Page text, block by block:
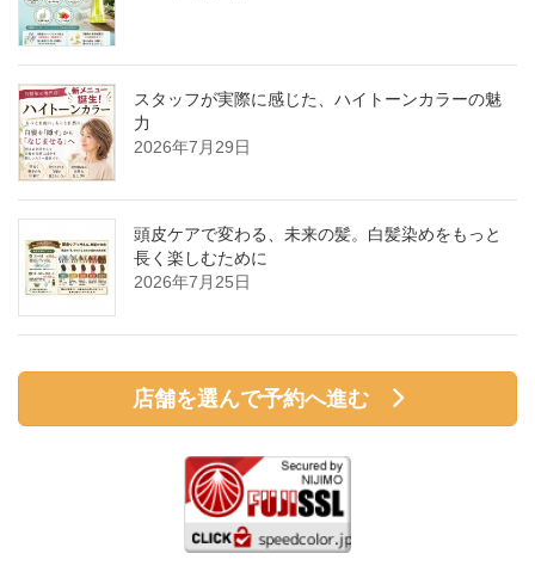
スタッフが実際に感じた、ハイトーンカラーの魅
力
2026年7月29日
頭皮ケアで変わる、未来の髪。白髪染めをもっと
長く楽しむために
2026年7月25日
店舗を選んで予約へ進む